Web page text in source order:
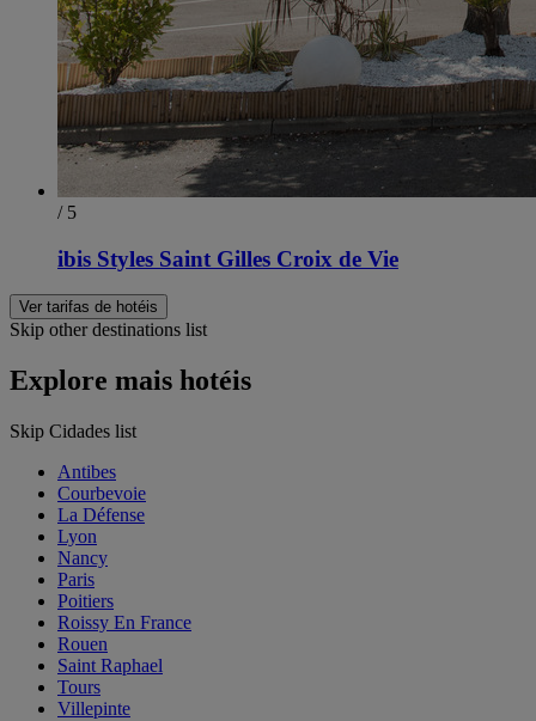
/ 5
ibis Styles Saint Gilles Croix de Vie
Ver tarifas de hotéis
Skip other destinations list
Explore mais hotéis
Skip Cidades list
Antibes
Courbevoie
La Défense
Lyon
Nancy
Paris
Poitiers
Roissy En France
Rouen
Saint Raphael
Tours
Villepinte